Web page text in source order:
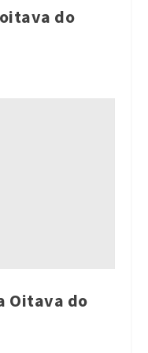
do
Oitava do